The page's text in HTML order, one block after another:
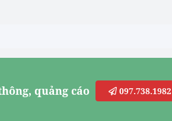
quảng cáo 097.738.1982